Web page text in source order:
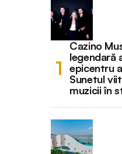
Cazino
legendară
epicentru
Sunetul
muzicii în